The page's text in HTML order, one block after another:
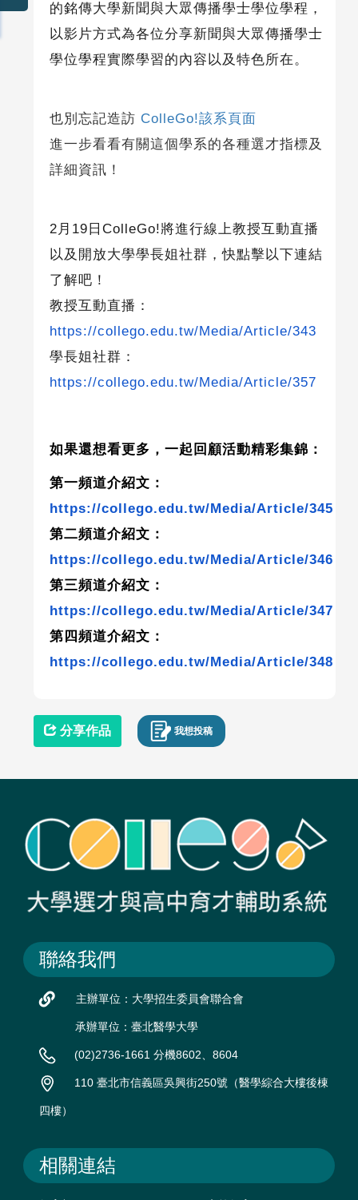
的銘傳大學新聞與大眾傳播學士學位學程，
以影片方式為各位分享新聞與大眾傳播學士
學位學程實際學習的內容以及特色所在。
也別忘記造訪 ColleGo!該系頁面
進一步看看有關這個學系的各種選才指標及
詳細資訊！
2月 19 日 ColleGo!將進行線上教授互動直播
以及開放大學學長姐社群，快點擊以下連結
了解吧！
教授互動直播：
https://collego.edu.tw/Media/Article/343
學長姐社群：
https://collego.edu.tw/Media/Article/357
如果還想看更多，一起回顧活動精彩集錦：
第一頻道介紹文：
https://collego.edu.tw/Media/Article/345
第二頻道介紹文：
https://collego.edu.tw/Media/Article/346
第三頻道介紹文：
https://collego.edu.tw/Media/Article/347
第四頻道介紹文：
https://collego.edu.tw/Media/Article/348
分享作品 我想投稿
聯絡我們
主辦單位：大學招生委員會聯合會
承辦單位：臺北醫學大學
(02)2736-1661 分機8602、8604
110 臺北市信義區吳興街250號（醫學綜合大樓後棟
四樓）
相關連結